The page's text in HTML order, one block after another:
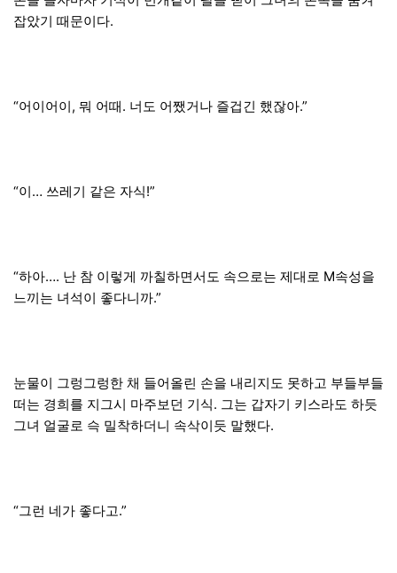
잡았기 때문이다.
“어이어이, 뭐 어때. 너도 어쨌거나 즐겁긴 했잖아.”
“이… 쓰레기 같은 자식!”
“하아…. 난 참 이렇게 까칠하면서도 속으로는 제대로 M속성을
느끼는 녀석이 좋다니까.”
눈물이 그렁그렁한 채 들어올린 손을 내리지도 못하고 부들부들
떠는 경희를 지그시 마주보던 기식. 그는 갑자기 키스라도 하듯
그녀 얼굴로 슥 밀착하더니 속삭이듯 말했다.
“그런 네가 좋다고.”